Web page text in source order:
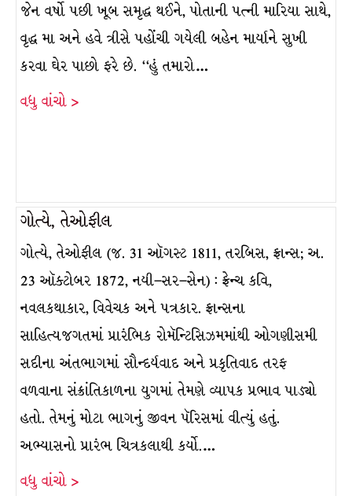
જેન વર્ષો પછી ખૂબ સમૃદ્ધ થઈને, પોતાની પત્ની મારિયા સાથે,
વૃદ્ધ મા અને હવે ત્રીસે પહોંચી ગયેલી બહેન માર્યાને સુખી
કરવા ઘેર પાછો ફરે છે. ‘‘હું તમારો…
વધુ વાંચો >
ગોત્યે, તેઓફીલ
ગોત્યે, તેઓફીલ (જ. 31 ઑગસ્ટ 1811, તરબિસ, ફ્રાન્સ; અ.
23 ઑક્ટોબર 1872, નયી–સર–સેન) : ફ્રેન્ચ કવિ,
નવલકથાકાર, વિવેચક અને પત્રકાર. ફ્રાન્સના
સાહિત્યજગતમાં પ્રારંભિક રોમૅન્ટિસિઝમમાંથી ઓગણીસમી
સદીના અંતભાગમાં સૌન્દર્યવાદ અને પ્રકૃતિવાદ તરફ
વળવાના સંક્રાંતિકાળના યુગમાં તેમણે વ્યાપક પ્રભાવ પાડ્યો
હતો. તેમનું મોટા ભાગનું જીવન પૅરિસમાં વીત્યું હતું.
અભ્યાસનો પ્રારંભ ચિત્રકલાથી કર્યો.…
વધુ વાંચો >